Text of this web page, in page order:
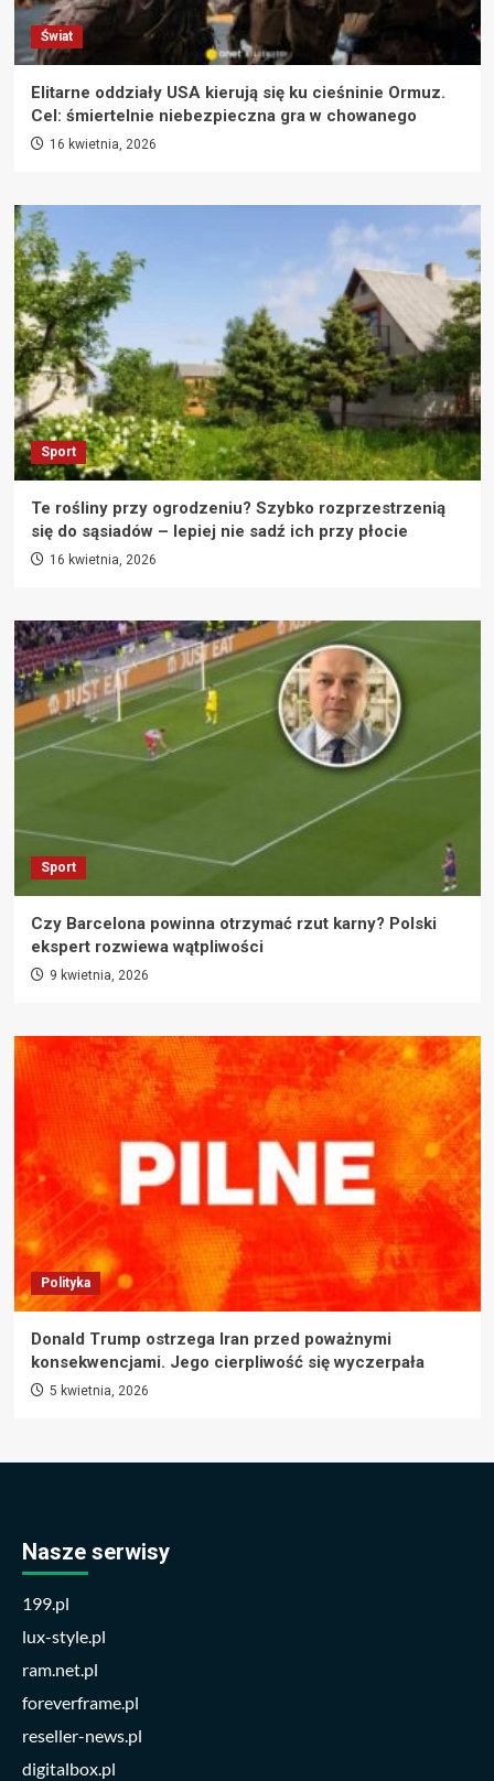
Świat
Elitarne oddziały USA kierują się ku cieśninie Ormuz.
Cel: śmiertelnie niebezpieczna gra w chowanego
16 kwietnia, 2026
Sport
Te rośliny przy ogrodzeniu? Szybko rozprzestrzenią
się do sąsiadów – lepiej nie sadź ich przy płocie
16 kwietnia, 2026
Sport
Czy Barcelona powinna otrzymać rzut karny? Polski
ekspert rozwiewa wątpliwości
9 kwietnia, 2026
Polityka
Donald Trump ostrzega Iran przed poważnymi
konsekwencjami. Jego cierpliwość się wyczerpała
5 kwietnia, 2026
Nasze serwisy
199.pl
lux-style.pl
ram.net.pl
foreverframe.pl
reseller-news.pl
digitalbox.pl